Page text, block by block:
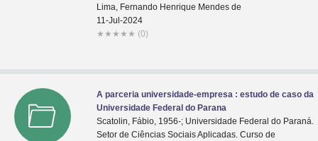
Lima, Fernando Henrique Mendes de
11-Jul-2024
★ ★ ★ ★ ★ (0)
A parceria universidade-empresa : estudo de caso da
Universidade Federal do Parana
Scatolin, Fábio, 1956-; Universidade Federal do Paraná.
Setor de Ciências Sociais Aplicadas. Curso de